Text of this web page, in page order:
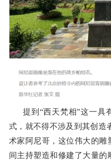
提到“西天梵相”这一具
式，就不得不涉及到其创造
术家阿尼哥，这位伟大的
间主持塑造和修建了大量